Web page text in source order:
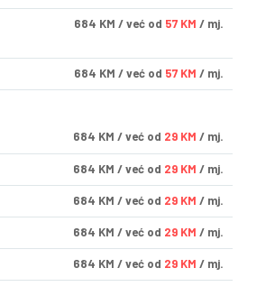
684 KM / već od 57 KM / mj.
684 KM / već od 57 KM / mj.
684 KM / već od 29 KM / mj.
684 KM / već od 29 KM / mj.
684 KM / već od 29 KM / mj.
684 KM / već od 29 KM / mj.
684 KM / već od 29 KM / mj.